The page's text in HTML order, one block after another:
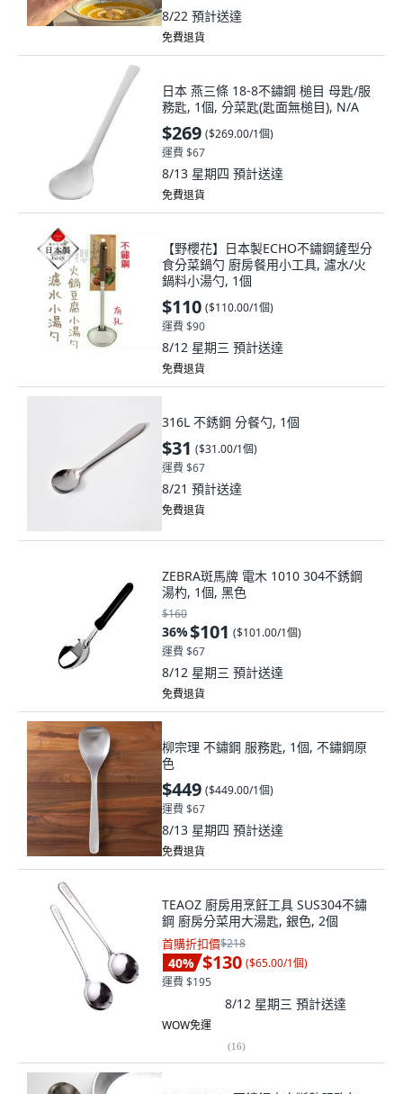
8/22 預計送達
免費退貨
日本 燕三條 18-8不鏽鋼 槌目 母匙/服
務匙, 1個, 分菜匙(匙面無槌目), N/A
$269 ($269.00/1個)
運費 $67
8/13 星期四 預計送達
免費退貨
【野櫻花】日本製ECHO不鏽鋼鏟型分
食分菜鍋勺 廚房餐用小工具, 濾水/火
鍋料小湯勺, 1個
$110 ($110.00/1個)
運費 $90
8/12 星期三 預計送達
免費退貨
316L 不銹鋼 分餐勺, 1個
$31 ($31.00/1個)
運費 $67
8/21 預計送達
免費退貨
ZEBRA斑馬牌 電木 1010 304不銹鋼
湯杓, 1個, 黑色
$160
36%$101 ($101.00/1個)
運費 $67
8/12 星期三 預計送達
免費退貨
柳宗理 不鏽鋼 服務匙, 1個, 不鏽鋼原
色
$449 ($449.00/1個)
運費 $67
8/13 星期四 預計送達
免費退貨
TEAOZ 廚房用烹飪工具 SUS304不鏽
鋼 廚房分菜用大湯匙, 銀色, 2個
首購折扣價$218
40% $130 ($65.00/1個)
運費 $195
8/12 星期三 預計送達
WOW免運
(16)